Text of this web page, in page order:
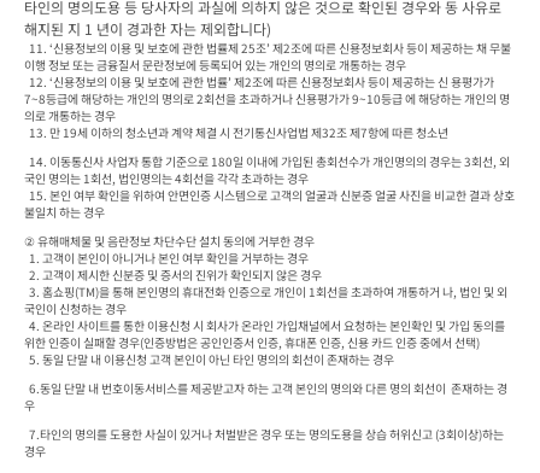
타인의 명의도용 등 당사자의 과실에 의하지 않은 것으로 확인된 경우와 동 사유로
해지된 지 1 년이 경과한 자는 제외합니다)
이행 정보 또는 금융질서 문란정보에 등록되어 있는 개인의 명의로 개통하는 경우
7~8등급에 해당하는 개인의 명의로 2회선을 초과하거나 신용평가가 9~10등급 에 해당하는 개인의 명
의로 개통하는 경우
  13. 만 19세 이하의 청소년과 계약 체결 시 전기통신사업법 제32조 제7항에 따른 청소년
국인 명의는 1회선, 법인명의는 4회선을 각각 초과하는 경우
불일치 하는 경우
② 유해매체물 및 음란정보 차단수단 설치 동의에 거부한 경우
국인이 신청하는 경우
위한 인증이 실패할 경우(인증방법은 공인인증서 인증, 휴대폰 인증, 신용 카드 인증 중에서 선택)
  5. 동일 단말 내 이용신청 고객 본인이 아닌 타인 명의의 회선이 존재하는 경우
우
경우